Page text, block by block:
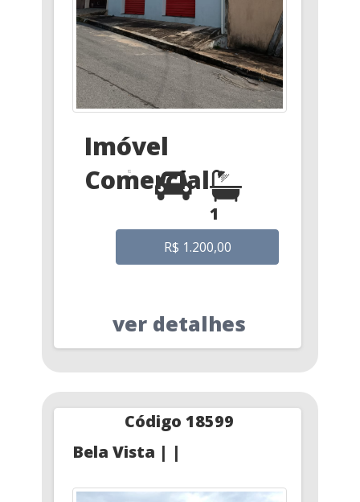
Imóvel
Comercial
1
R$ 1.200,00
ver detalhes
Código 18599
Bela Vista | |